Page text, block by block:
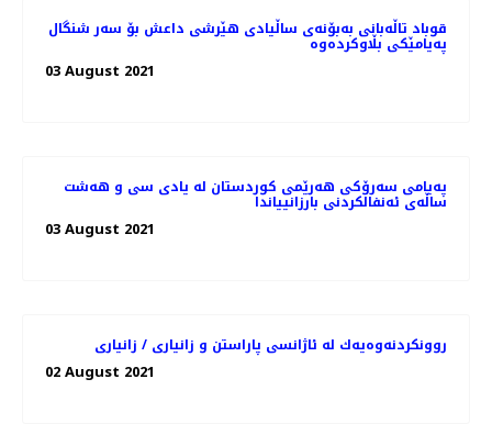
قوباد تاڵەبانی بەبۆنەی ساڵیادی هێرشی داعش بۆ سەر شنگال
پەیامێکی بڵاوکردەوە
03 August 2021
پەیامی سەرۆکی هەرێمی کوردستان له‌ يادى سى و هه‌شت
ساڵه‌ى ئه‌نفالكردنى بارزانيياندا
03 August 2021
روونكردنه‌وه‌یه‌ك له‌ ئاژانسی پاراستن و زانیاری / زانیاری
02 August 2021